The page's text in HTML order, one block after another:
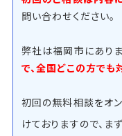
問い合わせください。
弊社は福岡市にありま
で、全国どこの方でも
初回の無料相談をオ
けておりますので、ま